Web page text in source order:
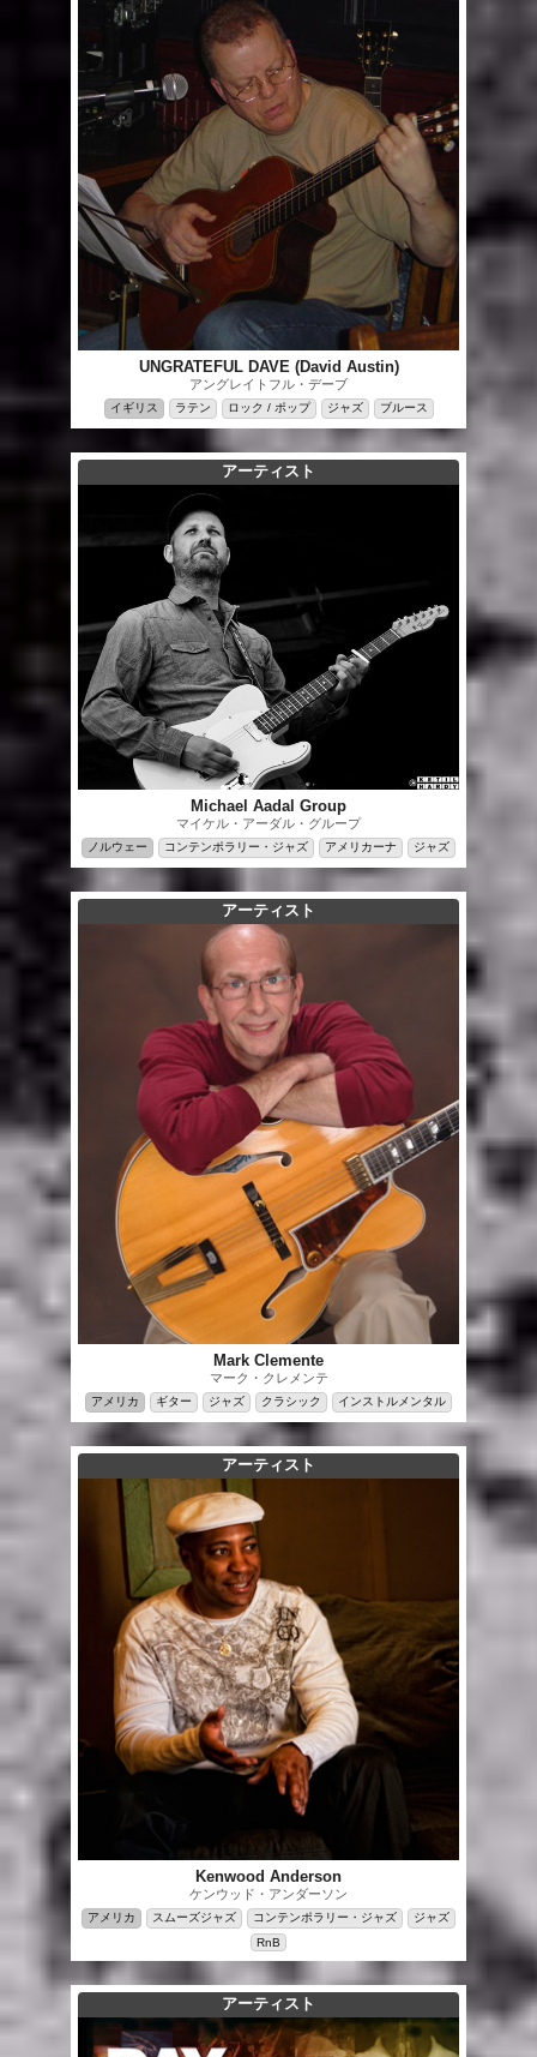
UNGRATEFUL DAVE (David Austin)
アングレイトフル・デーブ
イギリス ラテン ロック / ポップ ジャズ ブルース
アーティスト
Michael Aadal Group
マイケル・アーダル・グループ
ノルウェー コンテンポラリー・ジャズ アメリカーナ ジャズ
アーティスト
Mark Clemente
マーク・クレメンテ
アメリカ ギター ジャズ クラシック インストルメンタル
アーティスト
Kenwood Anderson
ケンウッド・アンダーソン
アメリカ スムーズジャズ コンテンポラリー・ジャズ
ジャズ
RnB
アーティスト